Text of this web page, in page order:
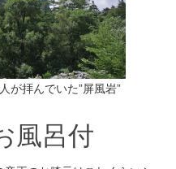
が拝んでいた”屏風岩”
風呂付